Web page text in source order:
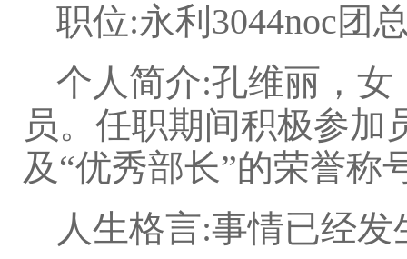
职位:永利3044noc团
个人简介:孔维丽，女
员。任职期间积极参加
及“优秀部长”的荣誉称
人生格言:事情已经